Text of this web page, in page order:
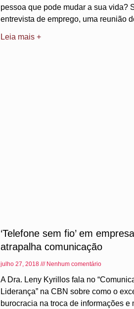
pessoa que pode mudar a sua vida?
entrevista de emprego, uma reunião
Leia mais +
‘Telefone sem fio’ em
atrapalha comunicação
julho 27, 2018 Nenhum comentário
A Dra. Leny Kyrillos fala no
Liderança” na CBN sobre como o
burocracia na troca de informações e